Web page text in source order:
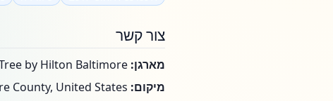
צור קשר
מארגן:
מיקום: